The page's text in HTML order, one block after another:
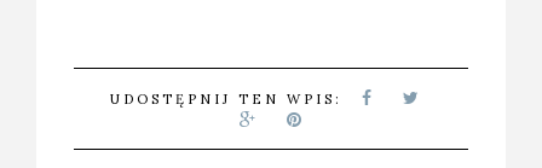
UDOSTĘPNIJ TEN WPIS: